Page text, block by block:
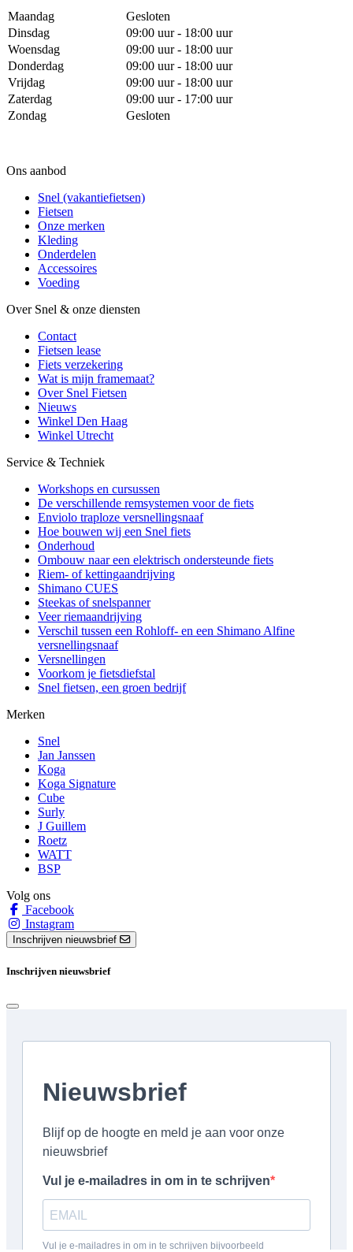
Maandag
Gesloten
Dinsdag
09:00 uur - 18:00 uur
Woensdag
09:00 uur - 18:00 uur
Donderdag
09:00 uur - 18:00 uur
Vrijdag
09:00 uur - 18:00 uur
Zaterdag
09:00 uur - 17:00 uur
Zondag
Gesloten
Ons aanbod
Snel (vakantiefietsen)
Fietsen
Onze merken
Kleding
Onderdelen
Accessoires
Voeding
Over Snel & onze diensten
Contact
Fietsen lease
Fiets verzekering
Wat is mijn framemaat?
Over Snel Fietsen
Nieuws
Winkel Den Haag
Winkel Utrecht
Service & Techniek
Workshops en cursussen
De verschillende remsystemen voor de fiets
Enviolo traploze versnellingsnaaf
Hoe bouwen wij een Snel fiets
Onderhoud
Ombouw naar een elektrisch ondersteunde fiets
Riem- of kettingaandrijving
Shimano CUES
Steekas of snelspanner
Veer riemaandrijving
Verschil tussen een Rohloff- en een Shimano Alfine
versnellingsnaaf
Versnellingen
Voorkom je fietsdiefstal
Snel fietsen, een groen bedrijf
Merken
Snel
Jan Janssen
Koga
Koga Signature
Cube
Surly
J Guillem
Roetz
WATT
BSP
Volg ons
Facebook
Instagram
Inschrijven nieuwsbrief
Inschrijven nieuwsbrief